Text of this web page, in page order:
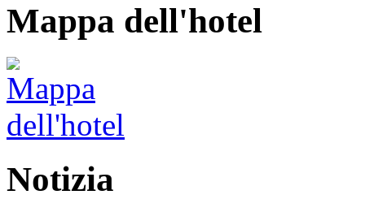
Mappa dell'hotel
Notizia